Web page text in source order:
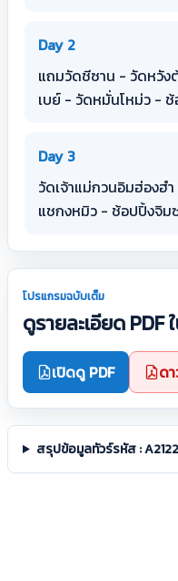
Day 2
แถมวัดชีซาน - วัดหวัง
เบย์ - วัดหมั่นโหม่ว - ช้
Day 3
วัดเจ้าแม่กวนอิมฮ่อง
แชกงหมิว - ช้อปปิ้งจิม
โปรแกรมฉบับเต็ม
ดูรายละเอียด PDF
เปิดดู PDF ด
สรุปข้อมูลทัวร์รหัส :